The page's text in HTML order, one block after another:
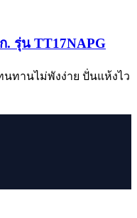
. รุ่น TT17NAPG
ทานไม่พังง่าย ปั่นแห้งไว